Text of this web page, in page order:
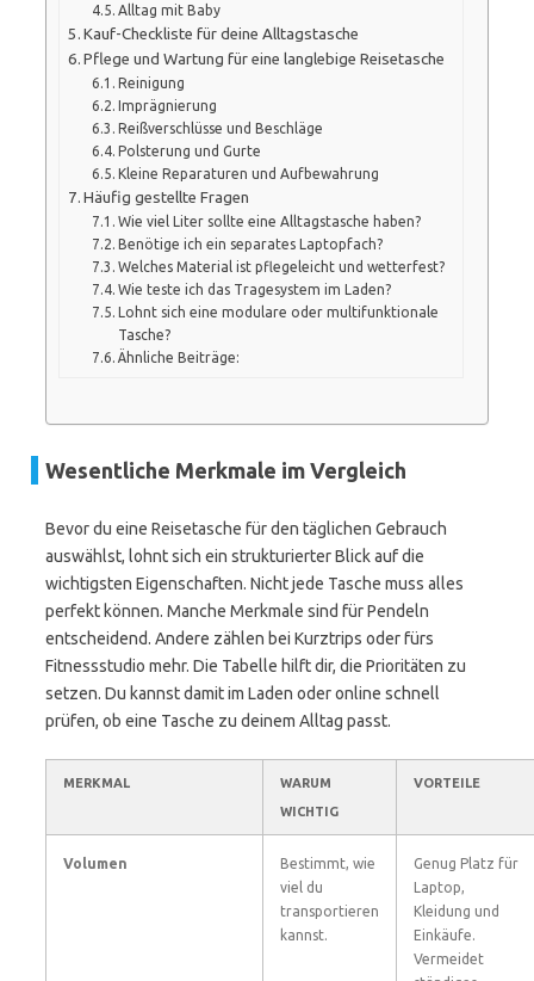
Alltag mit Baby
Kauf-Checkliste für deine Alltagstasche
Pflege und Wartung für eine langlebige Reisetasche
Reinigung
Imprägnierung
Reißverschlüsse und Beschläge
Polsterung und Gurte
Kleine Reparaturen und Aufbewahrung
Häufig gestellte Fragen
Wie viel Liter sollte eine Alltagstasche haben?
Benötige ich ein separates Laptopfach?
Welches Material ist pflegeleicht und wetterfest?
Wie teste ich das Tragesystem im Laden?
Lohnt sich eine modulare oder multifunktionale
Tasche?
Ähnliche Beiträge:
Wesentliche Merkmale im Vergleich
Bevor du eine Reisetasche für den täglichen Gebrauch
auswählst, lohnt sich ein strukturierter Blick auf die
wichtigsten Eigenschaften. Nicht jede Tasche muss alles
perfekt können. Manche Merkmale sind für Pendeln
entscheidend. Andere zählen bei Kurztrips oder fürs
Fitnessstudio mehr. Die Tabelle hilft dir, die Prioritäten zu
setzen. Du kannst damit im Laden oder online schnell
prüfen, ob eine Tasche zu deinem Alltag passt.
MERKMAL
WARUM
WICHTIG
VORTEILE
Volumen
Bestimmt, wie
viel du
transportieren
kannst.
Genug Platz für
Laptop,
Kleidung und
Einkäufe.
Vermeidet